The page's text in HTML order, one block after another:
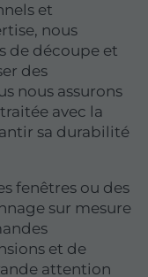
et
nous
de découpe et
des
nous assurons
avec la
sa durabilité
fenêtres ou des
sur mesure
et de
attention